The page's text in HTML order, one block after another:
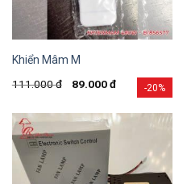
-20%
Khiển Mâm M
111.000đ 89.000đ